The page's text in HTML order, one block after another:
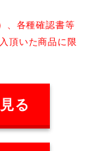
、各種確認書等
頂いた商品に限
る